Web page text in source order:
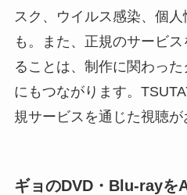
スク、ウイルス感染、個
も。また、正規のサービ
ることは、制作に関わっ
にもつながります。
規サービスを通じた視聴が
ギョのDVD・Blu-rayを